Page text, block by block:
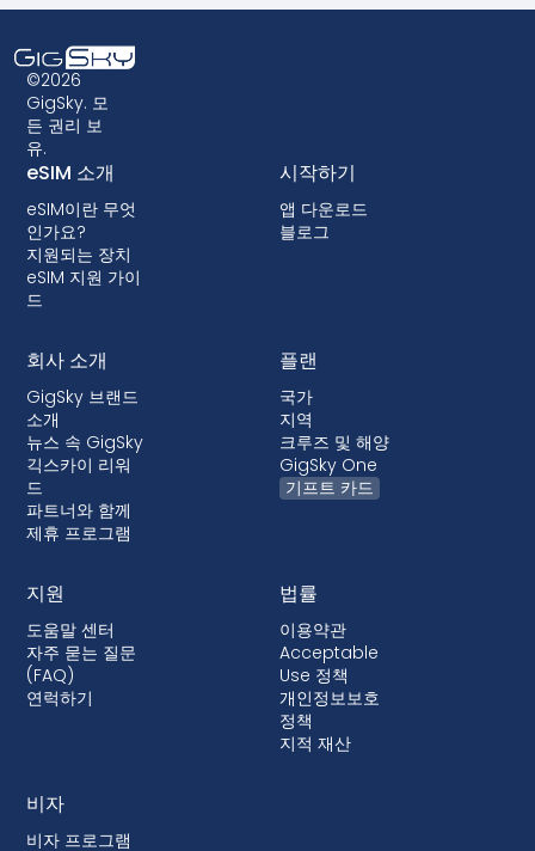
니다.
호환되는지 확인하는 것이 중요합니다. 또한 일부 구
형 디바이스는 eSIM 기술을 지원하지 않을 수 있으
므로 eSIM 데이터 요금제를 선택하기 전에 호환성
을 확인하는 것이 중요합니다. 일부 이동통신사에서
는 단말기를 잠가서 eSIM을 사용하지 못하게 할 수
도 있습니다. 대부분의 국가에서는 잠금 기능이 허용
되지 않지만, 잠금 기능이 있는 경우 대부분 후불 요
금제에서 단말기 할부 구매 시 함께 제공됩니다.
©2026
GigSky. 모
든 권리 보
유.
eSIM 소개
eSIM이란 무엇
인가요?
지원되는 장치
eSIM 지원 가이
드
시작하기
앱 다운로드
블로그
회사 소개
GigSky 브랜드
소개
뉴스 속 GigSky
긱스카이 리워
드
파트너와 함께
제휴 프로그램
플랜
국가
지역
크루즈 및 해양
GigSky One
기프트 카드
지원
도움말 센터
자주 묻는 질문
(FAQ)
연럭하기
법률
이용약관
Acceptable
Use 정책
개인정보보호
정책
지적 재산
비자
비자 프로그램